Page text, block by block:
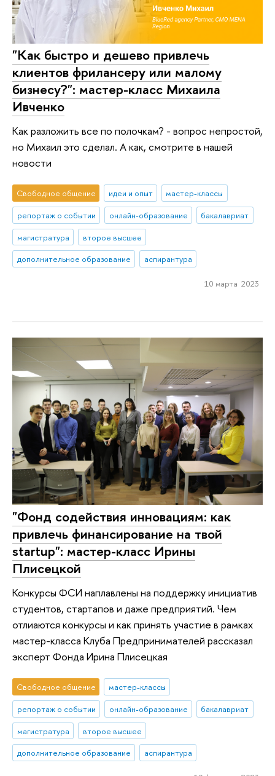
"Как быстро и дешево привлечь
клиентов фрилансеру или малому
бизнесу?": мастер-класс Михаила
Ивченко
Как разложить все по полочкам? - вопрос непростой,
но Михаил это сделал. А как, смотрите в нашей
новости
Свободное общение идеи и опыт
мастер-классы
репортаж о событии
онлайн-образование
бакалавриат
магистратура
второе высшее
дополнительное образование
аспирантура
10 марта 2023
"Фонд содействия инновациям: как
привлечь финансирование на твой
startup": мастер-класс Ирины
Плисецкой
Конкурсы ФСИ наплавлены на поддержку инициатив
студентов, стартапов и даже предприятий. Чем
отлиаются конкурсы и как принять участие в рамках
мастер-класса Клуба Предпринимателей рассказал
эксперт Фонда Ирина Плисецкая
Свободное общение
мастер-классы
репортаж о событии
онлайн-образование
бакалавриат
магистратура
второе высшее
дополнительное образование
аспирантура